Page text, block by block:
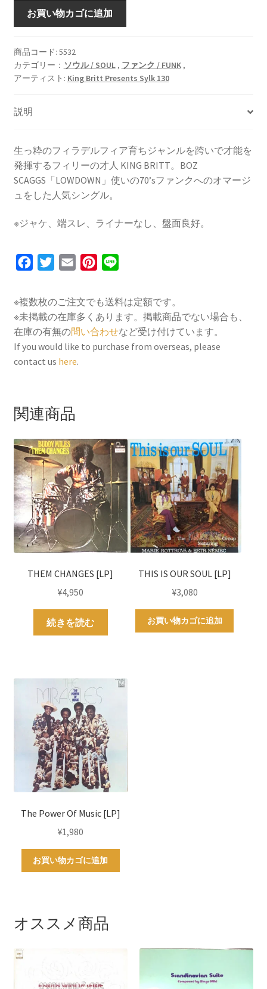
Reason
When
The
Funk
The
vinyl]
個
お買い物カゴに追加
商品コード: 5532
カテゴリー： ソウル / SOUL, ファンク / FUNK,
アーティスト: King Britt Presents Sylk 130
説明
生っ粋のフィラデルフィア育ちジャンルを跨いで才能を
発揮するフィリーの才人 KING BRITT。BOZ
SCAGGS「LOWDOWN」使いの70’sファンクへのオマージ
ュをした人気シングル。
※ジャケ、端スレ、ライナーなし、盤面良好。
c
e
b
o
o
t
t
e
r
a
i
l
n
t
e
r
n
e
※複数枚のご注文でも送料は定額です。
※未掲載の在庫多くあります。掲載商品でない場合も、
在庫の有無の問い合わせなど受け付けています。
If you would like to purchase from overseas, please
contact us here.
関連商品
THEM CHANGES [LP]
¥4,950
続きを読む
THIS IS OUR SOUL [LP]
¥3,080
お買い物カゴに追加
The Power Of Music [LP]
¥1,980
お買い物カゴに追加
オススメ商品